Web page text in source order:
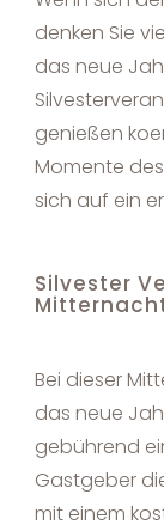
denken Sie
das neue
genießen
Momente
sich auf ein
Silvester
Bei dieser
das neue
gebührend
Gastgeber
mit einem